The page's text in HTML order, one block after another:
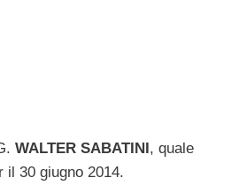
WALTER SABATINI, quale
il 30 giugno 2014.